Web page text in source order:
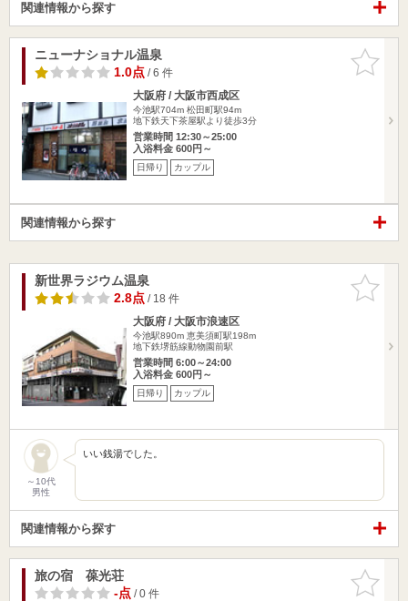
関連情報から探す
お気に入
りに追加
ニューナショナル温泉
1.0点/ 6 件
大阪府 / 大阪市西成区
今池駅704m 松田町駅94m
地下鉄天下茶屋駅より徒歩3分
営業時間 12:30～25:00
入浴料金 600円～
日帰り カップル
関連情報から探す
お気に入
りに追加
新世界ラジウム温泉
2.8点/ 18 件
大阪府 / 大阪市浪速区
今池駅890m 恵美須町駅198m
地下鉄堺筋線動物園前駅
営業時間 6:00～24:00
入浴料金 600円～
日帰り カップル
～10代
男性
いい銭湯でした。
関連情報から探す
お気に入
りに追加
旅の宿 葆光荘
-点/ 0 件